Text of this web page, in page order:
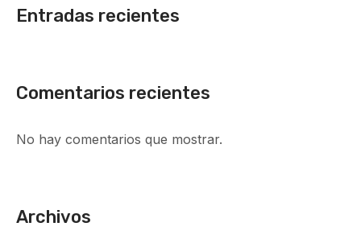
Entradas recientes
Comentarios recientes
No hay comentarios que mostrar.
Archivos